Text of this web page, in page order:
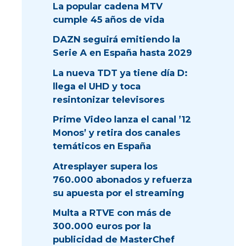
La popular cadena MTV
cumple 45 años de vida
DAZN seguirá emitiendo la
Serie A en España hasta 2029
La nueva TDT ya tiene día D:
llega el UHD y toca
resintonizar televisores
Prime Video lanza el canal ’12
Monos’ y retira dos canales
temáticos en España
Atresplayer supera los
760.000 abonados y refuerza
su apuesta por el streaming
Multa a RTVE con más de
300.000 euros por la
publicidad de MasterChef